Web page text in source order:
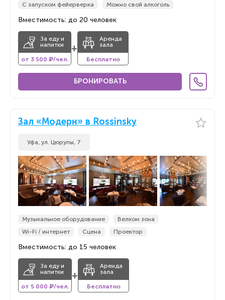
С запуском фейерверка
Можно свой алкоголь
Вместимость: до 20 человек
За еду и
напитки
от 3 500 ₽/чел.
+
Аренда
зала
Бесплатно
БРОНИРОВАТЬ
Зал «Модерн» в Rossinsky
Уфа, ул. Цюрупы, 7
Музыкальное оборудование
Велком зона
Wi-Fi / интернет
Сцена Проектор
Вместимость: до 15 человек
За еду и
напитки
от 5 000 ₽/чел.
+
Аренда
зала
Бесплатно